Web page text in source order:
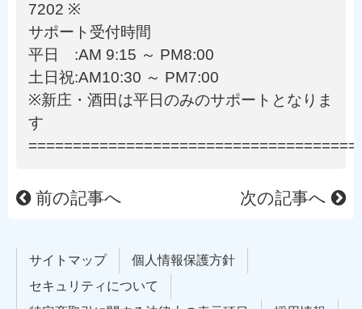
7202 ※
サポート受付時間
平日 :AM 9:15 ～ PM8:00
土日祝:AM10:30 ～ PM7:00
※新庄・酒田は平日のみのサポートとなりま
す
前の記事へ 次の記事へ
サイトマップ
個人情報保護方針
セキュリティについて